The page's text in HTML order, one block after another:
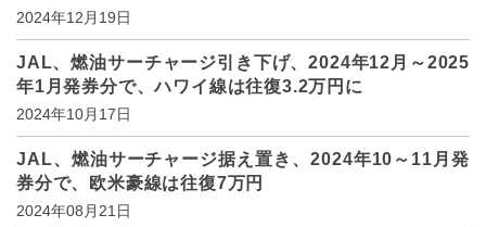
2024年12月19日
JAL、燃油サーチャージ引き下げ、2024年12月～2025
年1月発券分で、ハワイ線は往復3.2万円に
2024年10月17日
JAL、燃油サーチャージ据え置き、2024年10～11月発
券分で、欧米豪線は往復7万円
2024年08月21日